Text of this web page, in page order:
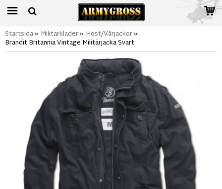
Startsida» Militärkläder» Höst/Vårjackor»
Brandit Britannia Vintage Militärjacka Svart